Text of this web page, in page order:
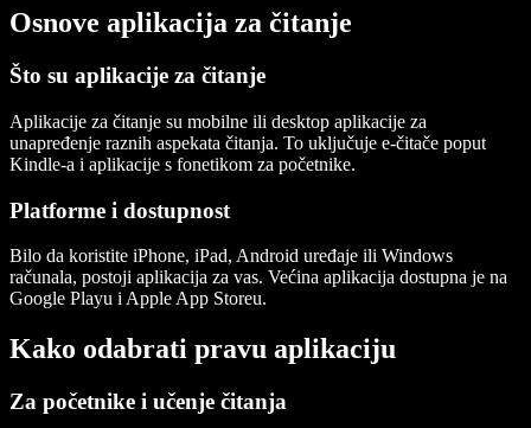
Osnove aplikacija za čitanje
Što su aplikacije za čitanje
Aplikacije za čitanje su mobilne ili desktop aplikacije za
unapređenje raznih aspekata čitanja. To uključuje e-čitače poput
Kindle-a i aplikacije s fonetikom za početnike.
Platforme i dostupnost
Bilo da koristite iPhone, iPad, Android uređaje ili Windows
računala, postoji aplikacija za vas. Većina aplikacija dostupna je na
Google Playu iApple App Storeu.
Kako odabrati pravu aplikaciju
Za početnike i učenje čitanja